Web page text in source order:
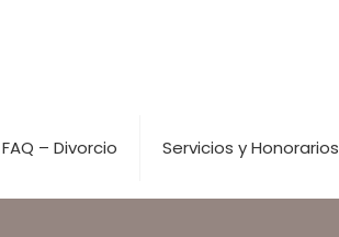
FAQ – Divorcio Servicios y Honorarios